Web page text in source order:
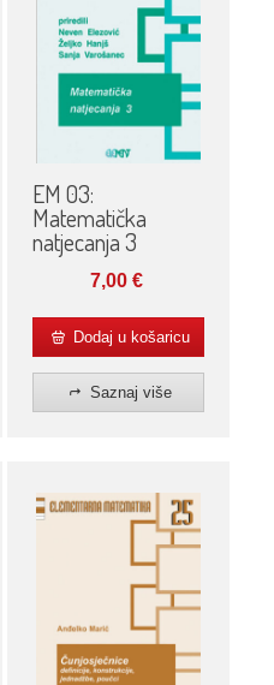
EM 03:
Matematička
natjecanja 3
7,00 €
Dodaj u košaricu
Saznaj više